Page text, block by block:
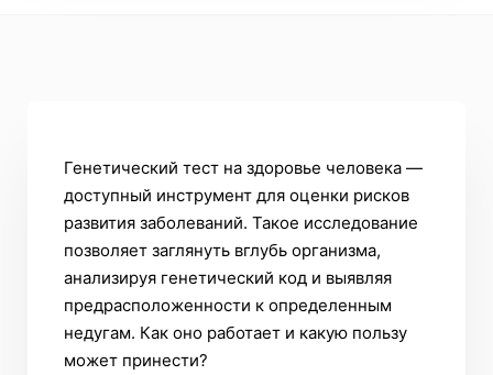
Генетический тест на здоровье человека —
доступный инструмент для оценки рисков
развития заболеваний. Такое исследование
позволяет заглянуть вглубь организма,
анализируя генетический код и выявляя
предрасположенности к определенным
недугам. Как оно работает и какую пользу
может принести?